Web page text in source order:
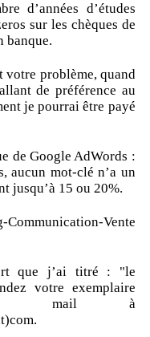
d’années d’études
sur les chèques de
banque.
votre problème, quand
de préférence au
je pourrai être payé
de Google AdWords :
aucun mot-clé n’a un
jusqu’à 15 ou 20%.
Vente
que j’ai titré : "le
votre exemplaire
e mail à